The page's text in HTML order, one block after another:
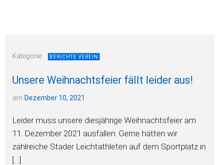
Kategorie: BERICHTE VEREIN
Unsere Weihnachtsfeier fällt leider aus!
am Dezember 10, 2021
Leider muss unsere diesjährige Weihnachtsfeier am
11. Dezember 2021 ausfallen. Gerne hätten wir
zahlreiche Stader Leichtathleten auf dem Sportplatz in
[…]